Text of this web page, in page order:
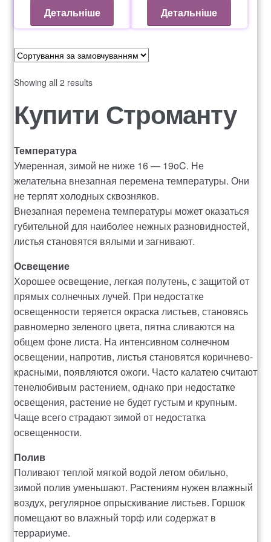
Оформление заказа
рахунок 3545
рахунок 4180
рахунок 4500
Рахунок 5200
рахунок 765
Рахунок 936
счет 1650
счет 300
счет 3235
счет 545
счет 575
ТОТАЛЬНИЙ РОЗПРОДАЖ
Детальніше Детальніше
Showing all 2 results
Купити Строманту
Температура
Умеренная, зимой не ниже 16 — 19oC. Не
желательна внезапная перемена температуры. Они
не терпят холодных сквозняков.
Внезапная перемена температуры может оказаться
губительной для наиболее нежных разновидностей,
листья становятся вялыми и загнивают.
Освещение
Хорошее освещение, легкая полутень, с защитой от
прямых солнечных лучей. При недостатке
освещенности теряется окраска листьев, становясь
равномерно зеленого цвета, пятна сливаются на
общем фоне листа. На интенсивном солнечном
освещении, напротив, листья становятся коричнево-
красными, появляются ожоги. Часто калатею считают
тенелюбивым растением, однако при недостатке
освещения, растение не будет густым и крупным.
Чаще всего страдают зимой от недостатка
освещенности.
Полив
Поливают теплой мягкой водой летом обильно,
зимой полив уменьшают. Растениям нужен влажный
воздух, регулярное опрыскивание листьев. Горшок
помещают во влажный торф или содержат в
террариуме.